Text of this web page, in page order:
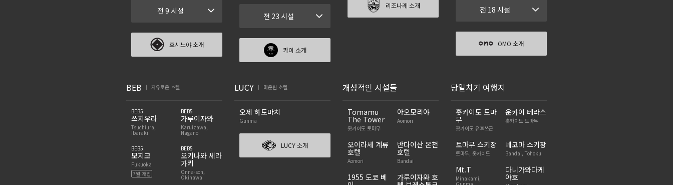
전 9 시설
호시노야 소개
전 23 시설
카이 소개
리조나레 소개 전 18 시설
OMO 소개
BEB 자유로운 호텔
BEB5
쓰치우라
Tsuchiura,
Ibaraki
BEB5
가루이자와
Karuizawa,
Nagano
BEB5
모지코
Fukuoka
7월 개업
BEB5
오키나와 세라
가키
Onna-son,
Okinawa
LUCY 마운틴 호텔
오제 하토마치
Gunma
LUCY 소개
개성적인 시설들
Tomamu
The Tower
홋카이도 토마무
아오모리야
Aomori
오이라세 계류
호텔
Aomori
반다이산 온천
호텔
Bandai
1955 도쿄 베 가루이자와 호
당일치기 여행지
홋카이도 토마
무
홋카이도 유후쓰군
운카이 테라스
홋카이도 토마무
토마무 스키장
토마무, 홋카이도
네코마 스키장
Bandai, Tohoku
Mt.T
Minakami,
Gunma
다니가와다케
야호